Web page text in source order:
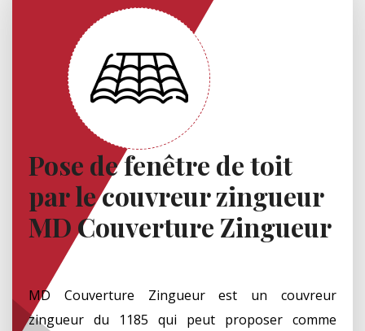
Pose de fenêtre de toit
par le couvreur zingueur
MD Couverture Zingueur
MD Couverture Zingueur est un couvreur
zingueur du 1185 qui peut proposer comme